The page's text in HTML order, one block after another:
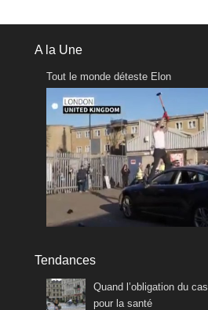
A la Une
Tout le monde déteste Elon
Tendances
Quand l’obligation du
pour la santé